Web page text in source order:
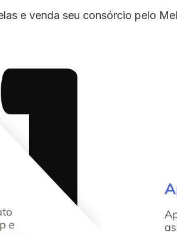
e venda seu consórcio pelo